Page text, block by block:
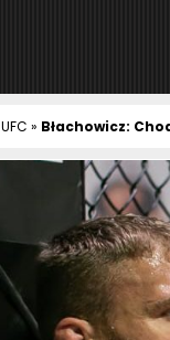
UFC » Błachowicz: